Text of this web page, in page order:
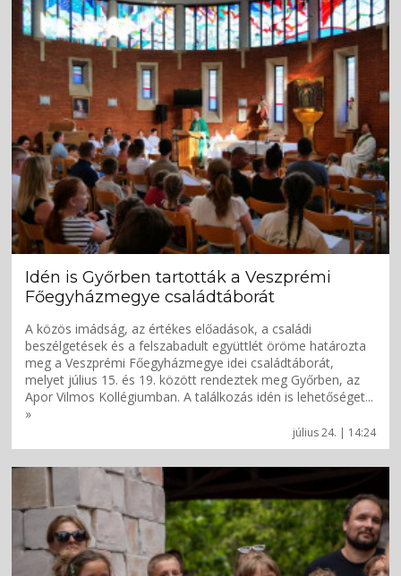
július 24. | 14:24
Idén is Győrben tartották a Veszprémi
Főegyházmegye családtáborát
A közös imádság, az értékes előadások, a családi
beszélgetések és a felszabadult együttlét öröme határozta
meg a Veszprémi Főegyházmegye idei családtáborát,
melyet július 15. és 19. között rendeztek meg Győrben, az
Apor Vilmos Kollégiumban. A találkozás idén is lehetőséget...
»